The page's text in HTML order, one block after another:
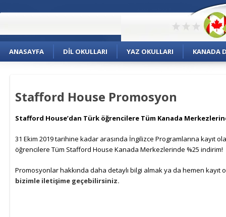
ANASAYFA DIL OKULLARI YAZ OKULLARI KANADA
Stafford House Promosyon
Stafford House’dan Türk öğrencilere Tüm Kanada
31 Ekim 2019 tarihine kadar arasında İngilizce Programlarına kayıt
öğrencilere Tüm Stafford House Kanada Merkezlerinde %25 indirim!
Promosyonlar hakkında daha detaylı bilgi almak ya da hemen kayıt
bizimle iletişime geçebilirsiniz.